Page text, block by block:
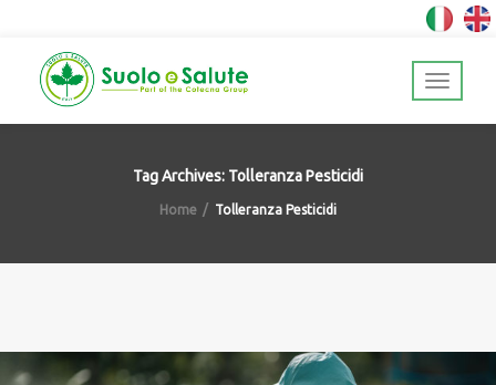
Tag Archives: Tolleranza Pesticidi
Home Tolleranza Pesticidi